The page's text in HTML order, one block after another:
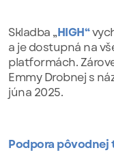
Skladba „HIGH“
a je dostupná na
platformách.
Emmy Drobnej s
júna 2025.
Podpora